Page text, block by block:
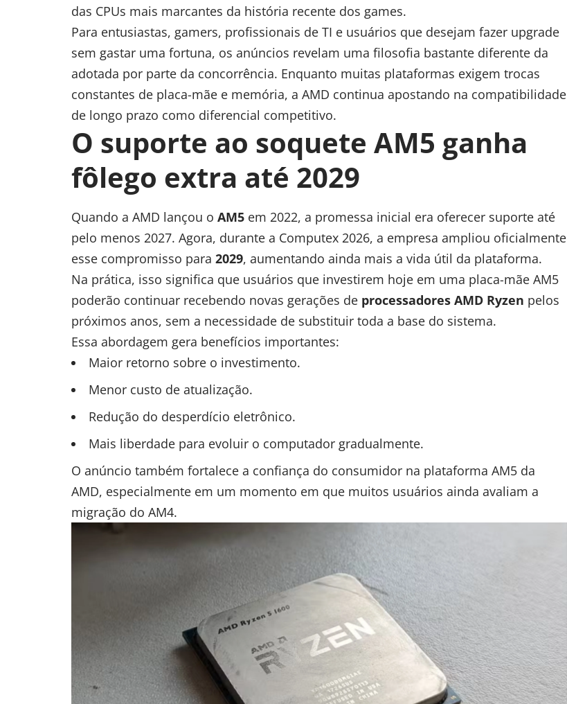
das CPUs mais marcantes da história recente dos games.
Para entusiastas, gamers, profissionais de TI e usuários que desejam fazer upgrade
sem gastar uma fortuna, os anúncios revelam uma filosofia bastante diferente da
adotada por parte da concorrência. Enquanto muitas plataformas exigem trocas
constantes de placa-mãe e memória, a AMD continua apostando na compatibilidade
de longo prazo como diferencial competitivo.
O suporte ao soquete AM5 ganha
fôlego extra até 2029
Quando a AMD lançou o AM5 em 2022, a promessa inicial era oferecer suporte até
pelo menos 2027. Agora, durante a Computex 2026, a empresa ampliou oficialmente
esse compromisso para 2029, aumentando ainda mais a vida útil da plataforma.
Na prática, isso significa que usuários que investirem hoje em uma placa-mãe AM5
poderão continuar recebendo novas gerações de processadores AMD Ryzen pelos
próximos anos, sem a necessidade de substituir toda a base do sistema.
Essa abordagem gera benefícios importantes:
Maior retorno sobre o investimento.
Menor custo de atualização.
Redução do desperdício eletrônico.
Mais liberdade para evoluir o computador gradualmente.
O anúncio também fortalece a confiança do consumidor na plataforma AM5 da
AMD, especialmente em um momento em que muitos usuários ainda avaliam a
migração do AM4.